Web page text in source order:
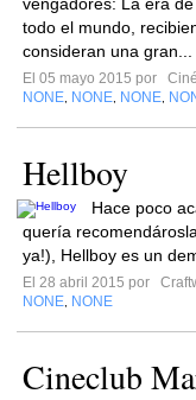
todo el mundo,
consideran una gran...
El 05 mayo 2015 por
NONE NONE NONE
Hellboy
Hace poco
quería
ya!), Hellboy es un
El 28 abril 2015 por
NONE NONE
Cineclub